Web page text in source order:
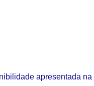
apresentada